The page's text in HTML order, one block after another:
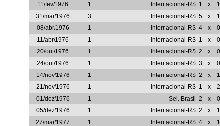
11/fev/1976
1 Internacional-RS 1 x
1
31/mar/1976
3 Internacional-RS 5 x
1
08/abr/1976
1 Internacional-RS 4 x
0
11/abr/1976
1 Internacional-RS 1 x
0
20/out/1976
1 Internacional-RS 2 x
0
24/out/1976
1 Internacional-RS 3 x
0
14/nov/1976
1 Internacional-RS 2 x
1
21/nov/1976
1 Internacional-RS 1 x
2
01/dez/1976
1 Sel. Brasil 2 x
0
05/dez/1976
1 Internacional-RS 2 x
1
27/mar/1977
1 Internacional-RS 4 x
1